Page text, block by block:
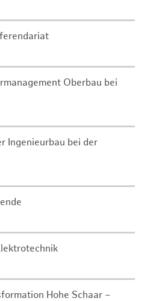
Oberbau bei
Ingenieurbau bei der
Hohe Schaar –